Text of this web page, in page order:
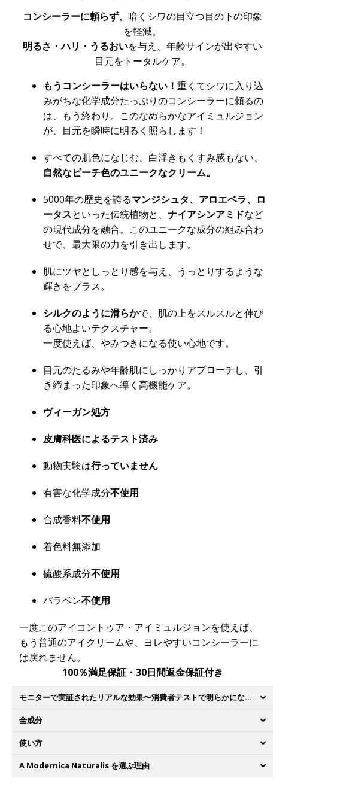
コンシーラーに頼らず、 暗くシワの目立つ目の下の印象
を軽減。
明るさ・ハリ・うるおいを与え、年齢サインが出やすい
目元をトータルケア。
もうコンシーラーはいらない！ 重くてシワに入り込
みがちな化学成分たっぷりのコンシーラーに頼るの
は、もう終わり。このなめらかなアイミュルジョン
が、目元を瞬時に明るく照らします！
すべての肌色になじむ、白浮きもくすみ感もない、
自然なピーチ色のユニークなクリーム。
5000年の歴史を誇るマンジシュタ、アロエベラ、ロ
ータスといった伝統植物と、 ナイアシンアミドなど
の現代成分を融合。このユニークな成分の組み合わ
せで、最大限の力を引き出します。
肌にツヤとしっとり感を与え、うっとりするような
輝きをプラス。
シルクのように滑らかで、肌の上をスルスルと伸び
る心地よいテクスチャー。
一度使えば、やみつきになる使い心地です。
目元のたるみや年齢肌にしっかりアプローチし、引
き締まった印象へ導く高機能ケア。
ヴィーガン処方
皮膚科医によるテスト済み
動物実験は行っていません
有害な化学成分不使用
合成香料不使用
着色料無添加
硫酸系成分不使用
パラベン不使用
一度このアイコントゥア・アイミュルジョンを使えば、
もう普通のアイクリームや、ヨレやすいコンシーラーに
は戻れません。
100％満足保証・30日間返金保証付き
モニターで実証されたリアルな効果〜消費者テストで明らかになった驚きの結果〜
全成分
使い方
A Modernica Naturalis を選ぶ理由